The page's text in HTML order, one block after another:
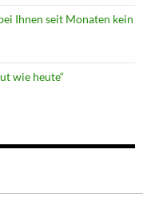
Ihnen seit Monaten kein
wie heute“